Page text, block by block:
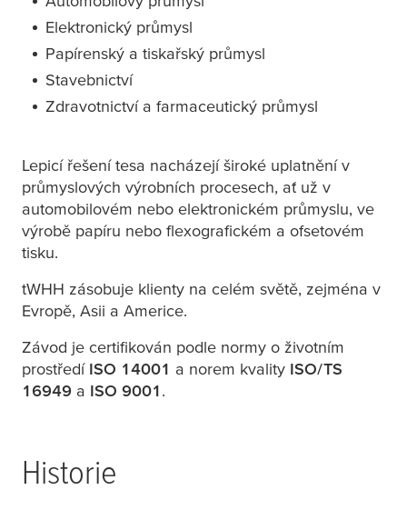
Elektronický průmysl
Papírenský a tiskařský průmysl
Stavebnictví
Zdravotnictví a farmaceutický průmysl
Lepicí řešenítesa nacházejí široké uplatnění v
průmyslových výrobních procesech, ať už v
automobilovém nebo elektronickém průmyslu, ve
výrobě papíru nebo flexografickém a ofsetovém
tisku.
tWHH zásobuje klienty na celém světě, zejména v
Evropě, Asii a Americe.
Závod je certifikován podle normy o životním
prostředí ISO 14001 a norem kvality ISO/TS
16949 a ISO 9001.
Historie